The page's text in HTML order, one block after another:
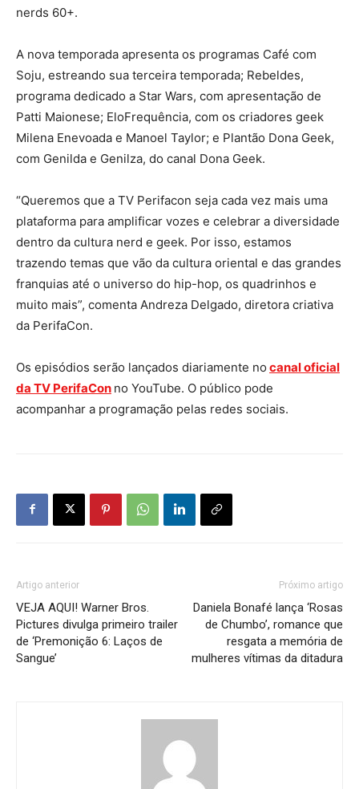
nerds 60+.
A nova temporada apresenta os programas Café com
Soju, estreando sua terceira temporada; Rebeldes,
programa dedicado a Star Wars, com apresentação de
Patti Maionese; EloFrequência, com os criadores geek
Milena Enevoada e Manoel Taylor; e Plantão Dona Geek,
com Genilda e Genilza, do canal Dona Geek.
“Queremos que a TV Perifacon seja cada vez mais uma
plataforma para amplificar vozes e celebrar a diversidade
dentro da cultura nerd e geek. Por isso, estamos
trazendo temas que vão da cultura oriental e das grandes
franquias até o universo do hip-hop, os quadrinhos e
muito mais”, comenta Andreza Delgado, diretora criativa
da PerifaCon.
Os episódios serão lançados diariamente no canal oficial
da TV PerifaCon no YouTube. O público pode
acompanhar a programação pelas redes sociais.
Artigo anterior
VEJA AQUI! Warner Bros.
Pictures divulga primeiro trailer
de ‘Premonição 6: Laços de
Sangue’
Próximo artigo
Daniela Bonafé lança ‘Rosas
de Chumbo’, romance que
resgata a memória de
mulheres vítimas da ditadura